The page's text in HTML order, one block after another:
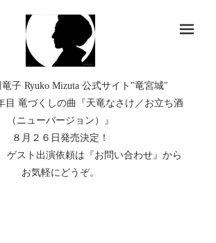
子 Ryuko Mizuta 公式サイト"竜宮城"
目 竜づくしの曲『天竜なさけ／お立ち酒
（ニューバージョン）』
８月２６日発売決定！
ゲスト出演依頼は『お問い合わせ』から
お気軽にどうぞ。